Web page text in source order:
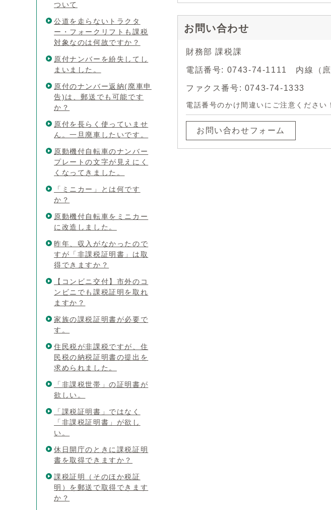
お問い合わせ
財務部 課税課
電話番号: 0743-74-1111 内線（庶
ファクス番号: 0743-74-1333
電話番号のかけ間違いにご注意ください！
お問い合わせフォーム
ついて
公道を走らないトラクタ
ー・フォークリフトも課税
対象なのは何故ですか？
原付ナンバーを紛失してし
まいました。
原付のナンバー返納(廃車申
告)は、郵送でも可能です
か？
原付を長らく使っていませ
ん。一旦廃車したいです。
原動機付自転車のナンバー
プレートの文字が見えにく
くなってきました。
「ミニカー」とは何です
か？
原動機付自転車をミニカー
に改造しました。
昨年、収入がなかったので
すが「非課税証明書」は取
得できますか？
【コンビニ交付】市外のコ
ンビニでも課税証明を取れ
ますか？
家族の課税証明書が必要で
す。
住民税が非課税ですが、住
民税の納税証明書の提出を
求められました。
「非課税世帯」の証明書が
欲しい。
「課税証明書」ではなく
「非課税証明書」が欲し
い。
休日開庁のときに課税証明
書を取得できますか？
課税証明（そのほか税証
明）を郵送で取得できます
か？